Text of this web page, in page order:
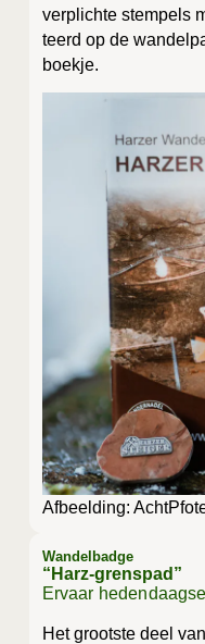
ver­plich­te stem­pels
teerd op de
boekje.
Afbeel­ding:
Wandelbadge
“Harz-grenspad”
Ervaar
Het groot­ste deel